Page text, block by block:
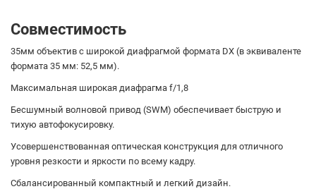
Совместимость
35мм объектив с широкой диафрагмой формата DX (в эквиваленте
формата 35 мм: 52,5 мм).
Максимальная широкая диафрагма f/1,8
Бесшумный волновой привод (SWM) обеспечивает быструю и
тихую автофокусировку.
Усовершенствованная оптическая конструкция для отличного
уровня резкости и яркости по всему кадру.
Сбалансированный компактный и легкий дизайн.